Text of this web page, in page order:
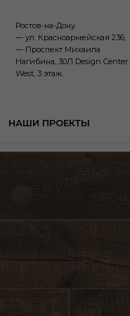
Ростов-на-Дону
— ул. Красноармейская 236,
— Проспект Михаила
Нагибина, 30Л Design Center
West, 3 этаж.
НАШИ ПРОЕКТЫ